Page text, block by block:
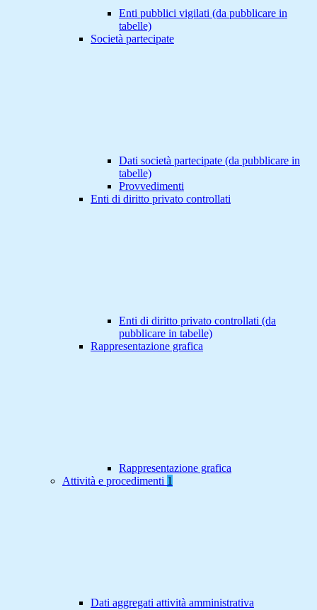
Enti pubblici vigilati (da pubblicare in
tabelle)
Società partecipate
Dati società partecipate (da pubblicare in
tabelle)
Provvedimenti
Enti di diritto privato controllati
Enti di diritto privato controllati (da
pubblicare in tabelle)
Rappresentazione grafica
Rappresentazione grafica
Attività e procedimenti 1
Dati aggregati attività amministrativa